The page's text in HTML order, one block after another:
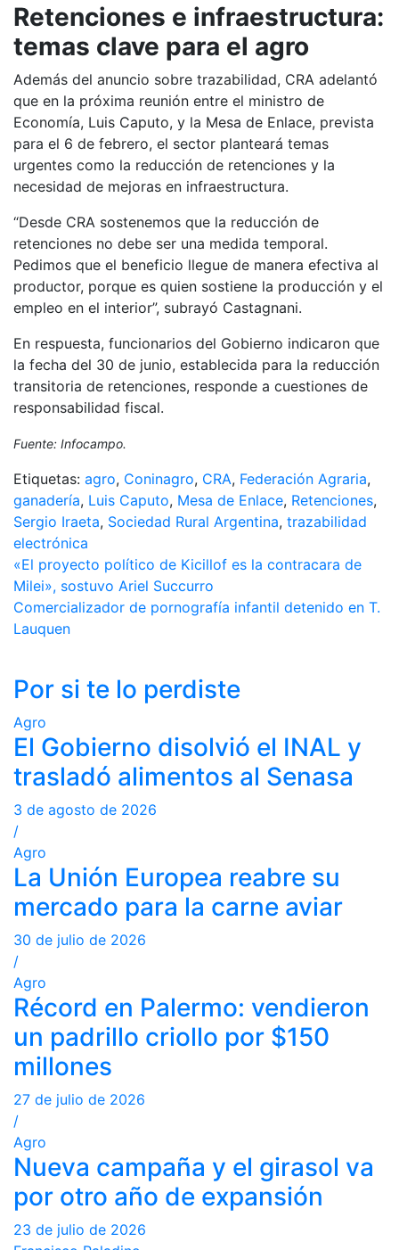
Retenciones e infraestructura:
temas clave para el agro
Además del anuncio sobre trazabilidad, CRA adelantó
que en la próxima reunión entre el ministro de
Economía, Luis Caputo, y la Mesa de Enlace, prevista
para el 6 de febrero, el sector planteará temas
urgentes como la reducción de retenciones y la
necesidad de mejoras en infraestructura.
“Desde CRA sostenemos que la reducción de
retenciones no debe ser una medida temporal.
Pedimos que el beneficio llegue de manera efectiva al
productor, porque es quien sostiene la producción y el
empleo en el interior”, subrayó Castagnani.
En respuesta, funcionarios del Gobierno indicaron que
la fecha del 30 de junio, establecida para la reducción
transitoria de retenciones, responde a cuestiones de
responsabilidad fiscal.
Fuente: Infocampo.
Etiquetas: agro, Coninagro, CRA, Federación Agraria,
ganadería, Luis Caputo, Mesa de Enlace, Retenciones,
Sergio Iraeta, Sociedad Rural Argentina, trazabilidad
electrónica
«El proyecto político de Kicillof es la contracara de
Milei», sostuvo Ariel Succurro
Comercializador de pornografía infantil detenido en T.
Lauquen
Por si te lo perdiste
Agro
El Gobierno disolvió el INAL y
trasladó alimentos al Senasa
3 de agosto de 2026
/
Agro
La Unión Europea reabre su
mercado para la carne aviar
30 de julio de 2026
/
Agro
Récord en Palermo: vendieron
un padrillo criollo por $150
millones
27 de julio de 2026
/
Agro
Nueva campaña y el girasol va
por otro año de expansión
23 de julio de 2026